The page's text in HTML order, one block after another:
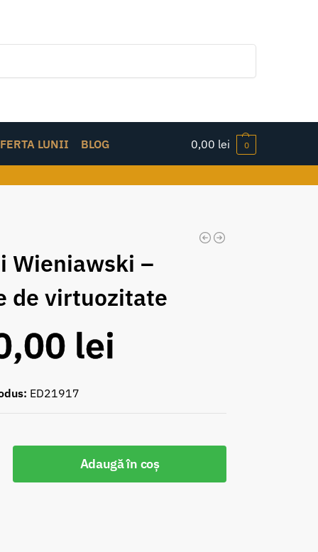
LUNII BLOG 0,00 lei 0
Wieniawski –
de virtuozitate
lei
ED21917
Adaugă în coș